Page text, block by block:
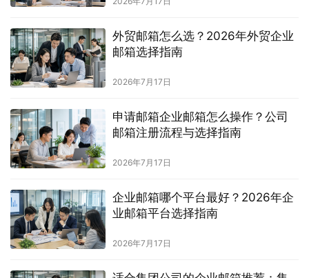
外贸邮箱怎么选？2026年外贸企业
邮箱选择指南
2026年7月17日
申请邮箱企业邮箱怎么操作？公司
邮箱注册流程与选择指南
2026年7月17日
企业邮箱哪个平台最好？2026年企
业邮箱平台选择指南
2026年7月17日